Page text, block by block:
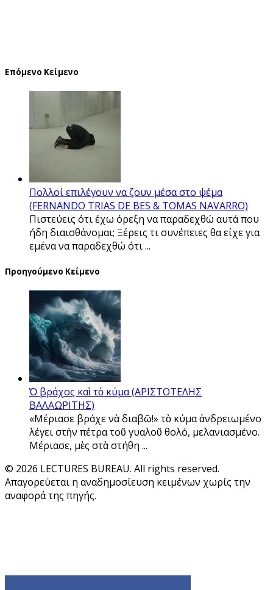
Επόμενο Κείμενο
Πολλοί επιλέγουν να ζουν μέσα στο ψέμα
(FERNANDO TRIAS DE BES & TOMAS NAVARRO)
Πιστεύεις ότι έχω όρεξη να παραδεχθώ αυτά που
ήδη διαισθάνομαι; Ξέρεις τι συνέπειες θα είχε για
εμένα να παραδεχθώ ότι ...
Προηγούμενο Κείμενο
Ὁ βράχος καὶ τὸ κύμα (ΑΡΙΣΤΟΤΕΛΗΣ
ΒΑΛΑΩΡΙΤΗΣ)
«Μέριασε βράχε νὰ διαβῶ!» τὸ κύμα ἀνδρειωμένο
λέγει στὴν πέτρα τοῦ γυαλοῦ θολό, μελανιασμένο.
Μέριασε, μὲς στὰ στήθη ...
© 2026 LECTURES BUREAU. All rights reserved.
Απαγορεύεται η αναδημοσίευση κειμένων χωρίς την
αναφορά της πηγής.